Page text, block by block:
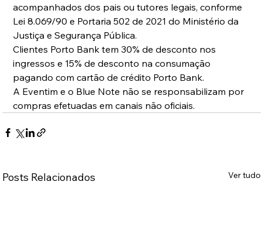
acompanhados dos pais ou tutores legais, conforme
Lei 8.069/90 e Portaria 502 de 2021 do Ministério da
Justiça e Segurança Pública.
Clientes Porto Bank tem 30% de desconto nos
ingressos e 15% de desconto na consumação
pagando com cartão de crédito Porto Bank.
A Eventim e o Blue Note não se responsabilizam por
compras efetuadas em canais não oficiais.
Posts Relacionados Ver tudo